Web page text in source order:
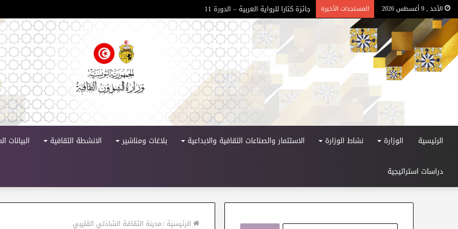
الأحد , 9 أغسطس 2026 المستجدات الأخيرة جائزة كتارا للرواية العربية – الدورة 11
الرئيسية الوزارة نشاط الوزارة الاستثمار والصناعات الثقافية والابداعية بلاغات ومناشير الانشطة الثقافية البيانات
دراسات استراتيجية
الرئيسية/مدينة الثقافة الشاذلي القليبي